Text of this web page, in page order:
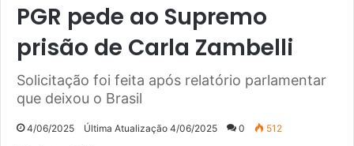
PGR pede ao Supremo
prisão de Carla Zambelli
Solicitação foi feita após relatório parlamentar
que deixou o Brasil
4/06/2025 Última Atualização 4/06/2025 0 512